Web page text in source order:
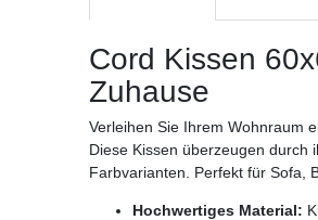
Cord Kissen
Zuhause
Verleihen Sie Ihrem Wohnraum
Diese Kissen überzeugen durch
Farbvarianten. Perfekt für Sofa,
Hochwertiges Material: